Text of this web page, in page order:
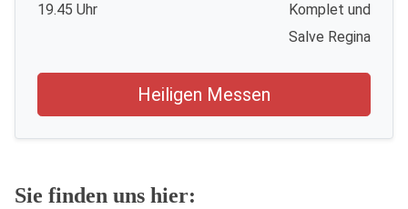
19.45 Uhr
Komplet und
Salve Regina
Heiligen Messen
Sie finden uns hier: